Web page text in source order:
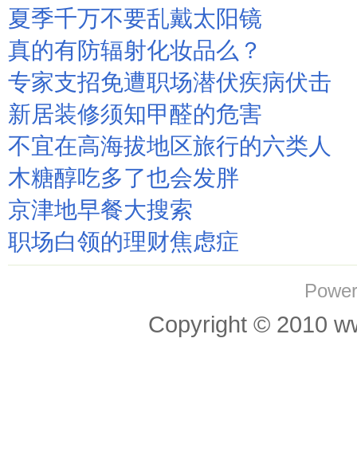
夏季千万不要乱戴太阳镜
真的有防辐射化妆品么？
专家支招免遭职场潜伏疾病伏击
新居装修须知甲醛的危害
不宜在高海拔地区旅行的六类人
木糖醇吃多了也会发胖
京津地早餐大搜索
职场白领的理财焦虑症
Copyright © 2010